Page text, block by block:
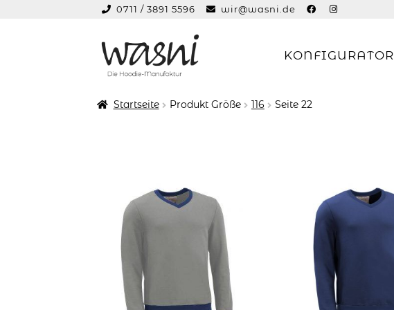
0711 / 3891 5596 wir@wasni.de
Zur
springen
Zum
springen
KONFIGURATOR
Startseite Produkt Größe 116 Seite 22